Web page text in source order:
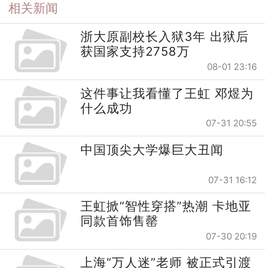
相关新闻
浙大原副校长入狱3年 出狱后
获国家支持2758万
08-01 23:16
这件事让我看懂了王虹 邓煜为
什么成功
07-31 20:55
中国顶尖大学爆巨大丑闻
07-31 16:12
王虹掀“智性穿搭”热潮 卡地亚
同款首饰售罄
07-30 20:19
上海“万人迷”老师 被正式引渡